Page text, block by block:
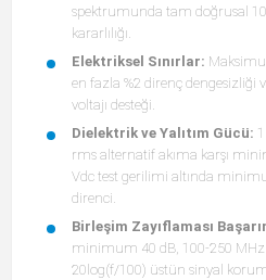
spektrumunda tam doğrusal
kararlılığı.
Elektriksel Sınırlar:
en fazla %2 direnç dengesizliği
voltajı desteği.
Dielektrik ve Yalıtım Gücü:
rms alternatif akıma karşı
Vdc test gerilimi altında
direnci.
Birleşim Zayıflaması
minimum 40 dB, 100-250 MHz
20log(f/100) üstün sinyal